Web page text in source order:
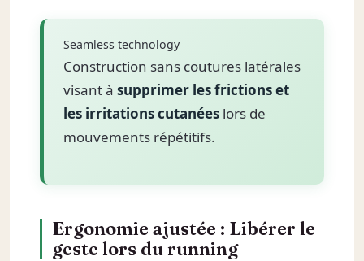
Seamless technology
Construction sans coutures latérales
visant à supprimer les frictions et
les irritations cutanéeslors de
mouvements répétitifs.
Ergonomie ajustée : Libérer le
geste lors du running